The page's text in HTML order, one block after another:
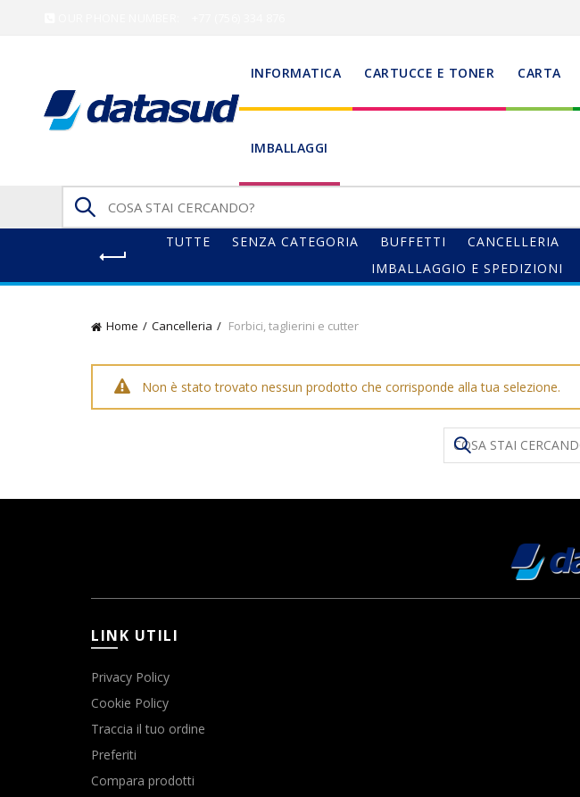
INFORMATICA CARTUCCE E TONER CARTA
IMBALLAGGI
Search
for:
TUTTE SENZA CATEGORIA BUFFETTI CANCELLERIA
IMBALLAGGIO E SPEDIZIONI
Home Cancelleria Forbici, taglierini e cutter
Non è stato trovato nessun prodotto che corrisponde alla tua selezione.
Search
for:
LINK UTILI
Privacy Policy
Cookie Policy
Traccia il tuo ordine
Preferiti
Compara prodotti